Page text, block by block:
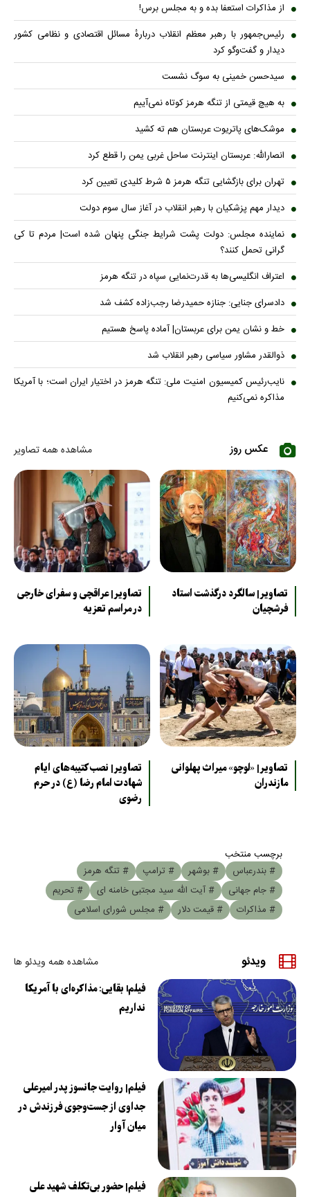
از مذاکرات استعفا بده و به مجلس برس!
رئیس‌جمهور با رهبر معظم انقلاب دربارهٔ مسائل اقتصادی و نظامی کشور
دیدار و گفت‌و‌گو کرد
سیدحسن خمینی به سوگ نشست
به هیچ قیمتی از تنگه هرمز کوتاه نمی‌آییم
موشک‌های پاتریوت عربستان هم ته‌ کشید
انصارالله: عربستان اینترنت ساحل غربی یمن را قطع کرد
تهران برای بازگشایی تنگه هرمز ۵ شرط کلیدی تعیین کرد
دیدار مهم پزشکیان با رهبر انقلاب در آغاز سال سوم دولت
نماینده مجلس: دولت پشت شرایط جنگی پنهان شده است| مردم تا کی
گرانی تحمل کنند؟
اعتراف انگلیسی‌ها به قدرت‌نمایی سپاه در تنگه هرمز
دادسرای جنایی: جنازه حمیدرضا رجب‌زاده کشف شد
خط و نشان یمن برای عربستان| آماده پاسخ هستیم
ذوالقدر مشاور سیاسی رهبر انقلاب شد
نایب‌رئیس کمیسیون امنیت ملی: تنگه هرمز در اختیار ایران است؛ با آمریکا
مذاکره نمی‌کنیم
عکس روز مشاهده همه تصاویر
تصاویر| سالگرد درگذشت استاد
فرشچیان
تصاویر| عراقچی و سفرای خارجی
در مراسم تعزیه
تصاویر| «لوچو» میراث پهلوانی
مازندران
تصاویر| نصب کتیبه‌های ایام
شهادت امام رضا (ع) در حرم
رضوی
برچسب منتخب
# بندرعباس
# بوشهر # ترامپ
# تنگه هرمز
# جام جهانی
# آیت الله سید مجتبی خامنه ای
# تحریم
# مذاکرات
# قیمت دلار # مجلس شورای اسلامی
ویدئو مشاهده همه ویدئو ها
فیلمl بقایی: مذاکره‌ای با آمریکا
نداریم
فیلم| روایت جانسوز پدر امیرعلی
جداوی از جست‌وجوی فرزندش در
میان آوار
فیلم| حضور بی‌تکلف شهید علی